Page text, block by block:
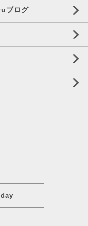
ブログ